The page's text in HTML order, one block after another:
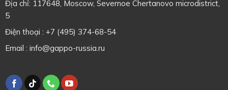
Địa chỉ: 117648, Moscow, Severnoe Chertanovo microdistrict,
5
Điện thoại : +7 (495) 374-68-54
Email : info@gappo-russia.ru